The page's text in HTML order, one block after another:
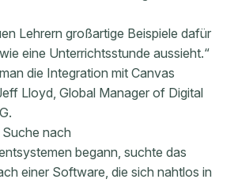
Lehrern großartige Beispiele dafür
eine Unterrichtsstunde aussieht.“
die Integration mit Canvas
Lloyd, Global Manager of Digital
Suche nach
begann, suchte das
einer Software, die sich nahtlos in